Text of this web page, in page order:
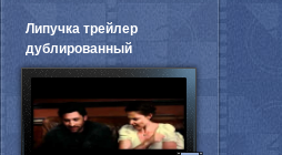
Липучка трейлер
дублированный